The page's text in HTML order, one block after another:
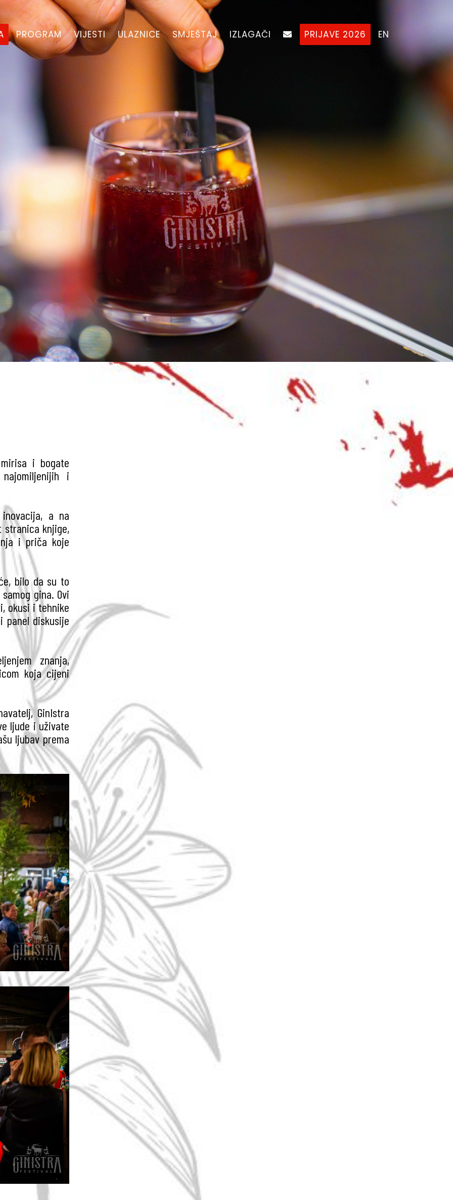
PROGRAM VIJESTI ULAZNICE SMJEŠTAJ IZLAGAČI PRIJAVE 2026 EN
i bogate
i
a na
stranica knjige,
i priča koje
bilo da su to
gina. Ovi
okusi i tehnike
panel diskusije
znanja,
koja cijeni
GinIstra
ljude i uživate
ljubav prema